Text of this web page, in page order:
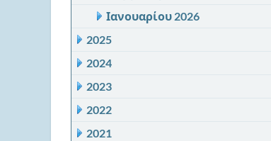
Ιανουαρίου 2026
2025
2024
2023
2022
2021